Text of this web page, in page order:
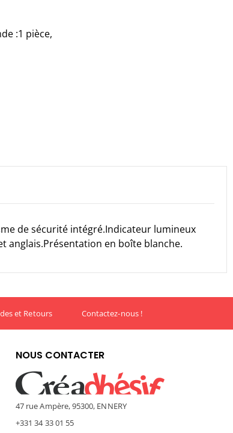
:1 pièce,
de sécurité intégré.Indicateur lumineux
anglais.Présentation en boîte blanche.
et Retours Contactez-nous !
NOUS CONTACTER
47 rue Ampère, 95300, ENNERY
+331 34 33 01 55